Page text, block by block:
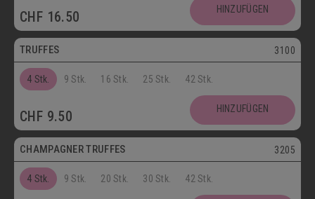
CHF 16.50 HINZUFÜGEN
Vegetarisch
TRUFFES 3100
4 Stk. 9 Stk. 16 Stk. 25 Stk. 42 Stk.
CHF 9.50 HINZUFÜGEN
Postversand
CHAMPAGNER TRUFFES 3205
4 Stk. 9 Stk. 20 Stk. 30 Stk. 42 Stk.